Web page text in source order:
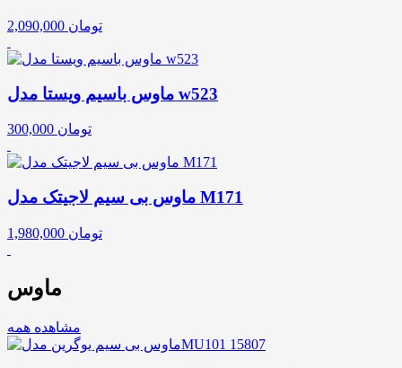
2,090,000 تومان
ماوس باسیم ویستا مدل w523
300,000 تومان
ماوس بی سیم لاجیتک مدل M171
1,980,000 تومان
ماوس
مشاهده همه